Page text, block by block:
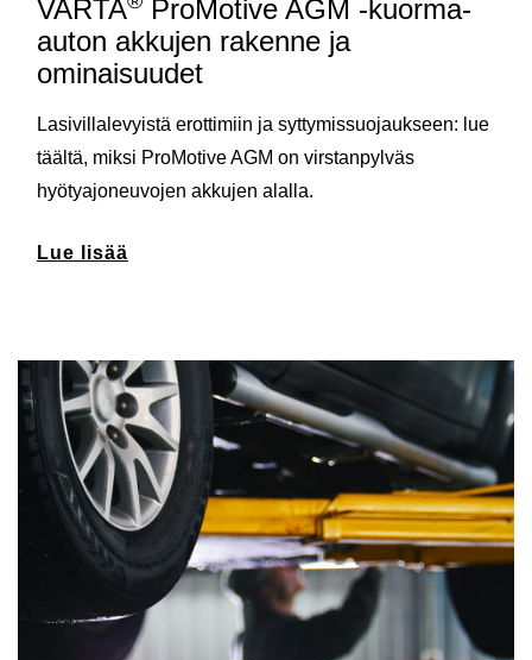
VARTA
ProMotive AGM -kuorma-
auton akkujen rakenne ja
ominaisuudet
Lasivillalevyistä erottimiin ja syttymissuojaukseen: lue
täältä, miksi ProMotive AGM on virstanpylväs
hyötyajoneuvojen akkujen alalla.
Lue lisää